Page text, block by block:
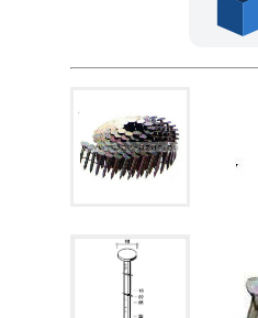
Frais de port offerts en